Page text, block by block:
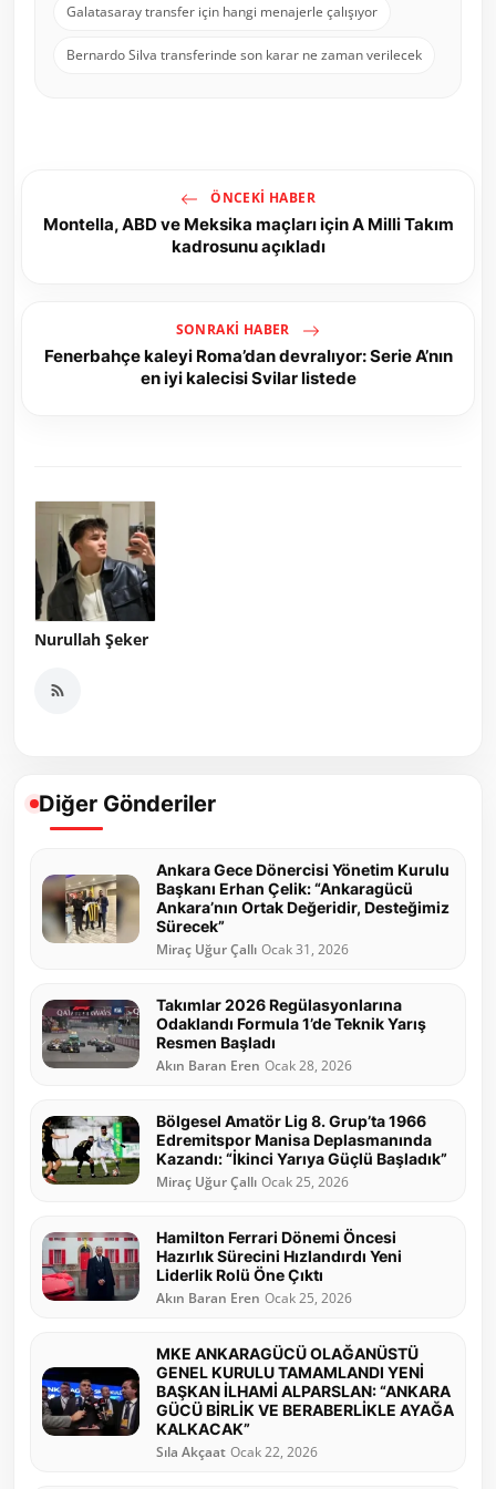
Galatasaray transfer için hangi menajerle çalışıyor
Bernardo Silva transferinde son karar ne zaman verilecek
ÖNCEKI HABER
Montella, ABD ve Meksika maçları için A Milli Takım
kadrosunu açıkladı
SONRAKI HABER
Fenerbahçe kaleyi Roma’dan devralıyor: Serie A’nın
en iyi kalecisi Svilar listede
Nurullah Şeker
Diğer Gönderiler
Ankara Gece Dönercisi Yönetim Kurulu
Başkanı Erhan Çelik: “Ankaragücü
Ankara’nın Ortak Değeridir, Desteğimiz
Sürecek”
Miraç Uğur Çallı Ocak 31, 2026
Takımlar 2026 Regülasyonlarına
Odaklandı Formula 1’de Teknik Yarış
Resmen Başladı
Akın Baran Eren Ocak 28, 2026
Bölgesel Amatör Lig 8. Grup’ta 1966
Edremitspor Manisa Deplasmanında
Kazandı: “İkinci Yarıya Güçlü Başladık”
Miraç Uğur Çallı Ocak 25, 2026
Hamilton Ferrari Dönemi Öncesi
Hazırlık Sürecini Hızlandırdı Yeni
Liderlik Rolü Öne Çıktı
Akın Baran Eren Ocak 25, 2026
MKE ANKARAGÜCÜ OLAĞANÜSTÜ
GENEL KURULU TAMAMLANDI YENİ
BAŞKAN İLHAMİ ALPARSLAN: “ANKARA
GÜCÜ BİRLİK VE BERABERLİKLE AYAĞA
KALKACAK”
Sıla Akçaat Ocak 22, 2026